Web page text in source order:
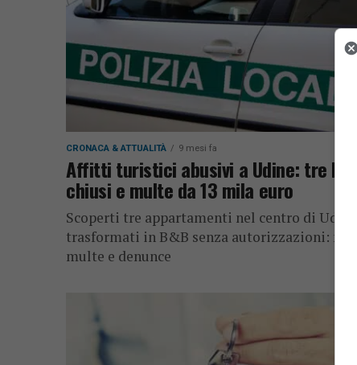
CRONACA & ATTUALITÀ 9 mesi fa
Affitti turistici abusivi a Udine: tre B&B
chiusi e multe da 13 mila euro
Scoperti tre appartamenti nel centro di Udine
trasformati in B&B senza autorizzazioni: maxi
multe e denunce